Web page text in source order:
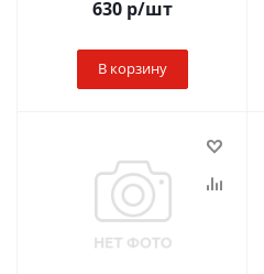
630 р/шт
В корзину